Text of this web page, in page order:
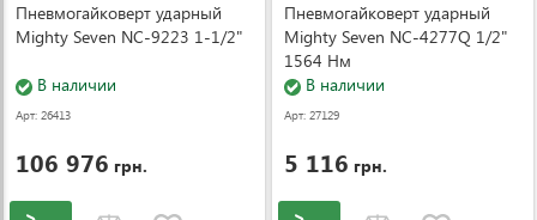
Пневмогайковерт ударный
Mighty Seven NC-9223 1-1/2"
В наличии
Арт: 26413
106 976 грн.
Пневмогайковерт ударный
Mighty Seven NC-4277Q 1/2"
1564 Нм
В наличии
Арт: 27129
5 116 грн.